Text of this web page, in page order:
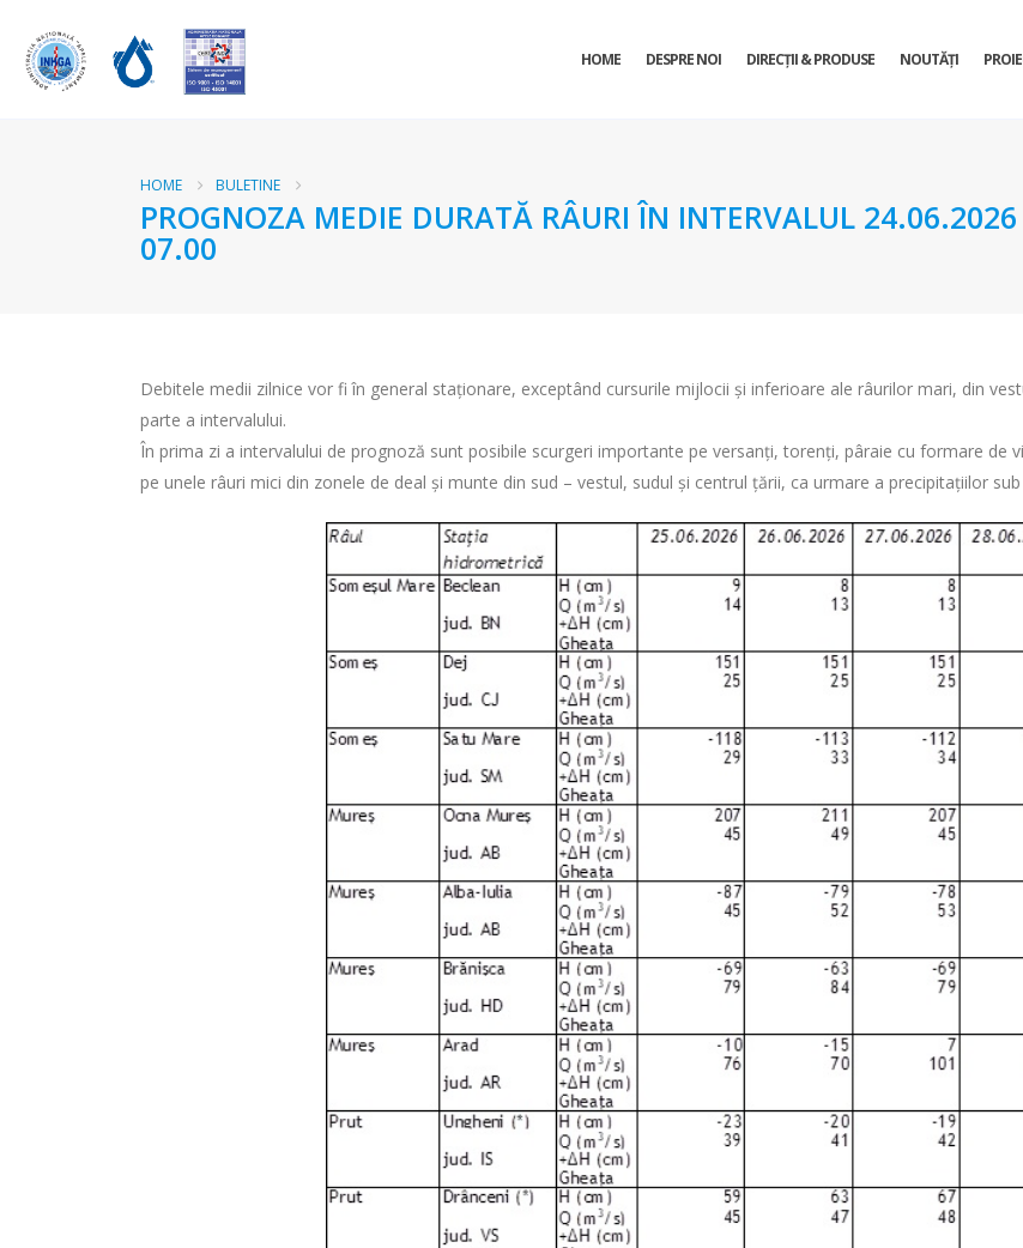
HOME DESPRE NOI DIRECŢII & PRODUSE NOUTĂȚI
HOME BULETINE
PROGNOZA MEDIE DURATĂ RÂURI ÎN INTERVALUL
07.00
Debitele medii zilnice vor fi în general staționare, exceptând cursurile mijlocii și inferioare ale râurilor mari, din
parte a intervalului.
În prima zi a intervalului de prognoză sunt posibile scurgeri importante pe versanți, torenți, pâraie cu formare de
pe unele râuri mici din zonele de deal și munte din sud – vestul, sudul și centrul țării, ca urmare a precipitațiilor